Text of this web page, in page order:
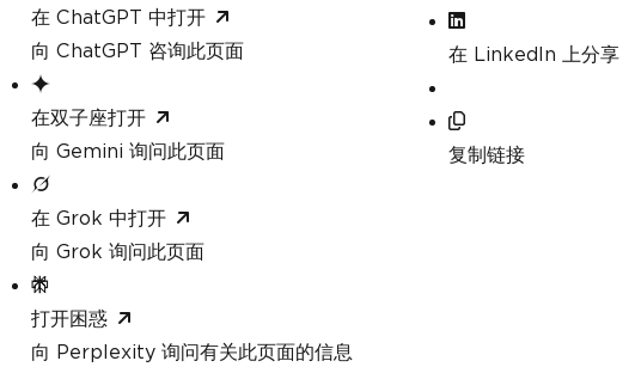
在 ChatGPT 中打开
向 ChatGPT 咨询此页面
在双子座打开
向 Gemini 询问此页面
在 Grok 中打开
向 Grok 询问此页面
打开困惑
向 Perplexity 询问有关此页面的信息
在 LinkedIn 上分享
复制链接